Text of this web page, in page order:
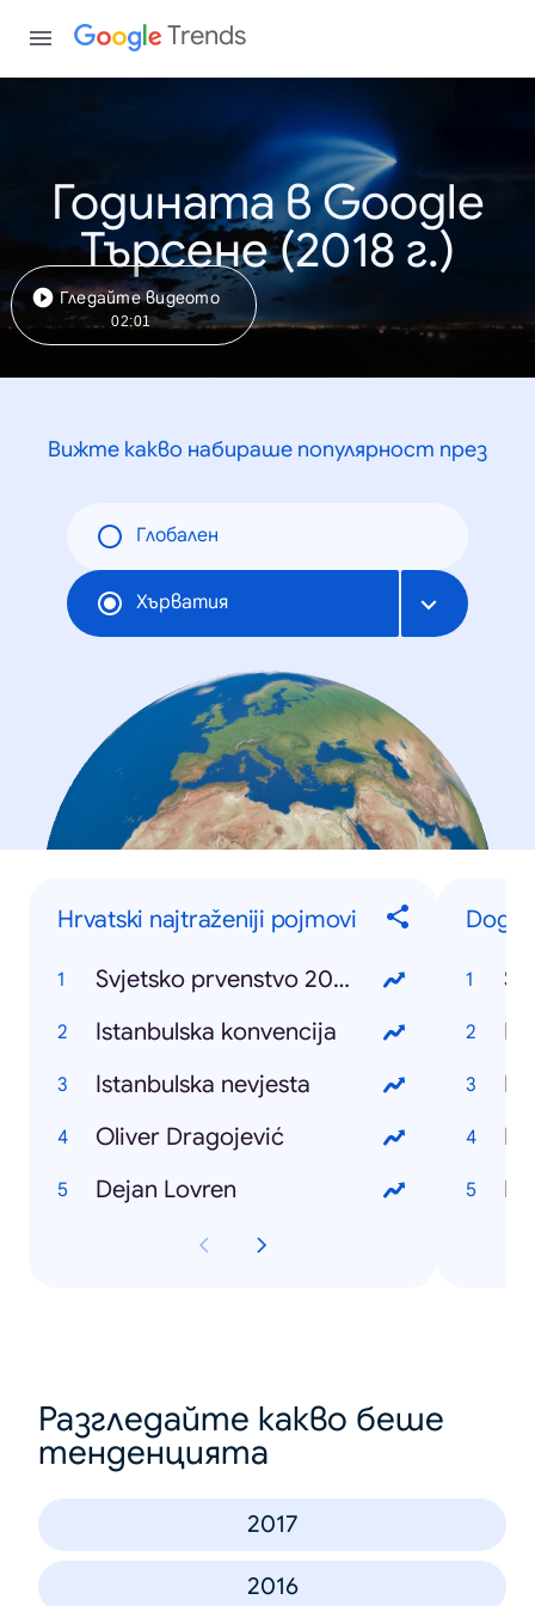
Trends
Годината в Google
Търсене (2018 г.)
Гледайте видеото
02:01
Вижте какво набираше популярност през
Глобален
Хърватия
Hrvatski najtraženiji pojmovi
Svjetsko prvenstvo 2018
Istanbulska konvencija
Istanbulska nevjesta
Oliver Dragojević
Dejan Lovren
Разгледайте какво беше
тенденцията
2017
2016